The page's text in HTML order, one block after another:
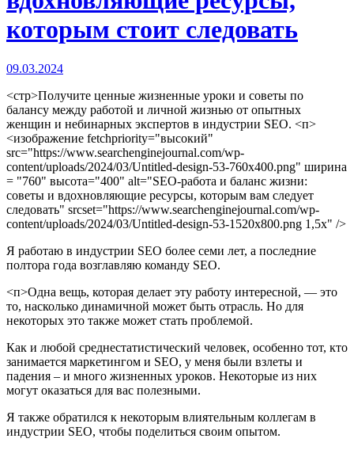
которым стоит следовать
09.03.2024
<стр>Получите ценные жизненные уроки и советы по
балансу между работой и личной жизнью от опытных
женщин и небинарных экспертов в индустрии SEO. <п>
<изображение fetchpriority="высокий"
src="https://www.searchenginejournal.com/wp-
content/uploads/2024/03/Untitled-design-53-760x400.png" ширина
= "760" высота="400" alt="SEO-работа и баланс жизни:
советы и вдохновляющие ресурсы, которым вам следует
следовать" srcset="https://www.searchenginejournal.com/wp-
content/uploads/2024/03/Untitled-design-53-1520x800.png 1,5x" />
Я работаю в индустрии SEO более семи лет, а последние
полтора года возглавляю команду SEO.
<п>Одна вещь, которая делает эту работу интересной, — это
то, насколько динамичной может быть отрасль. Но для
некоторых это также может стать проблемой.
Как и любой среднестатистический человек, особенно тот, кто
занимается маркетингом и SEO, у меня были взлеты и
падения – и много жизненных уроков. Некоторые из них
могут оказаться для вас полезными.
Я также обратился к некоторым влиятельным коллегам в
индустрии SEO, чтобы поделиться своим опытом.